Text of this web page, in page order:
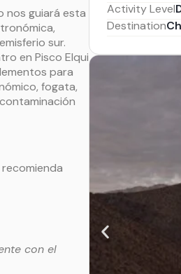
nos guiará esta
sur.
en Pisco Elqui
para
fogata,
con el
Activity Level
Destination